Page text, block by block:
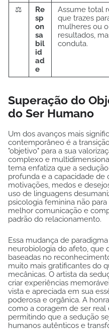
⚖️
Re
sp
on
sa
bil
id
ad
e
Assume total
que trazes
mulheres ou
resultados,
conduta.
Superação do
do Ser Humano
Um dos avanços mais
contemporâneo é a
"objetivo" para a sua
complexo e
tema enfatiza que a
profunda e a capacidade de
motivações, medos e
uso de linguagens
psicologia feminina não
melhor comunicação e
padrão do relacionamento.
Essa mudança de
neurobiologia do afeto, que
baseadas no
muito mais gratificantes do
mecânicas. O artista da
criar experiências
vista e apreciada em sua
poderosa e orgânica. A
como a coragem de ser
permitindo que a sedução
humanos autênticos e